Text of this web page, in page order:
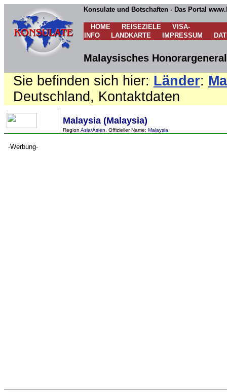
Konsulate und Botschaften - Das Portal
HOME REISEZIELE
VISA-
INFO
LANDKARTE IMPRESSUM
Malaysisches
Sie befinden sich hier: Länder:
Deutschland, Kontaktdaten
Malaysia (Malaysia)
Region Asia/Asien , Offizieller Name: Malaysia
-Werbung-